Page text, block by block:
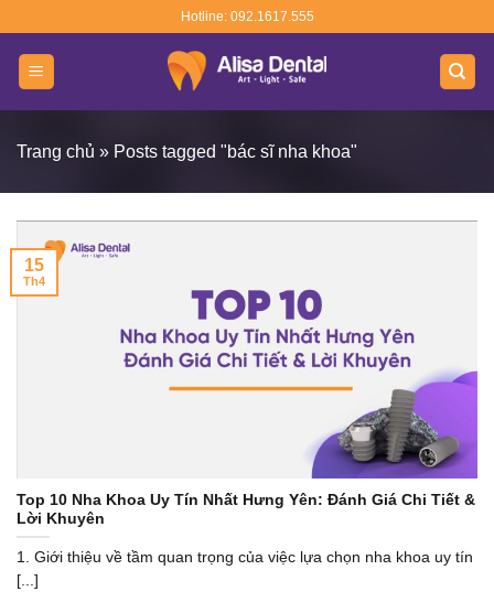
content
Hotline: 092.1617.555
Trang chủ » Posts tagged "bác sĩ nha khoa"
Top 10 Nha Khoa Uy Tín Nhất Hưng Yên: Đánh Giá Chi Tiết &
Lời Khuyên
1. Giới thiệu về tầm quan trọng của việc lựa chọn nha khoa uy tín
[...]
15
Th4